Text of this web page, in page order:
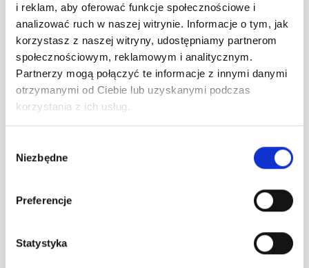
i reklam, aby oferować funkcje społecznościowe i
analizować ruch w naszej witrynie. Informacje o tym, jak
korzystasz z naszej witryny, udostępniamy partnerom
społecznościowym, reklamowym i analitycznym.
Partnerzy mogą połączyć te informacje z innymi danymi
otrzymanymi od Ciebie lub uzyskanymi podczas
korzystania z ich usług.
zgody
Niezbędne
Preferencje
Statystyka
O wydarzeniu
Lokalizacja
Twoje zamówienie
Wybierz bilety po lewej stronie.